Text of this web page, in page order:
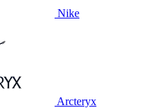
Nike
Arcteryx